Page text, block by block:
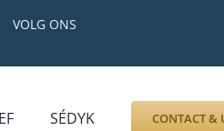
VOLG ONS
SÉDYK CONTACT &